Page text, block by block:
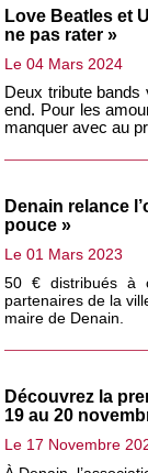
Love Beatles et
ne pas rater »
Le 04 Mars 2024
Deux tribute bands
end. Pour les
manquer avec au
Denain relance
pouce »
Le 01 Mars 2023
50 € distribués à
partenaires de la
maire de Denain.
Découvrez la
19 au 20
Le 17 Novembre